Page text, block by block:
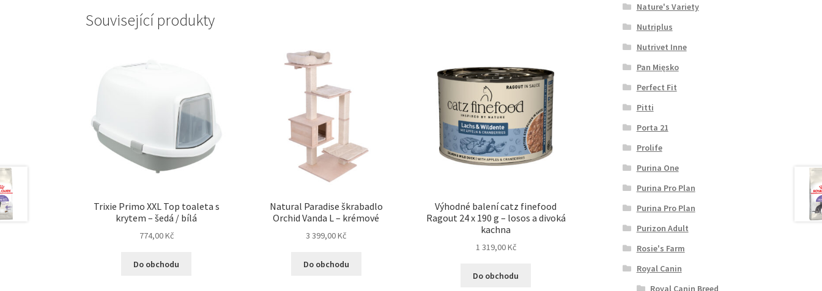
Související produkty
Trixie Primo XXL Top toaleta s
krytem – šedá / bílá
774,00Kč
Do obchodu
Natural Paradise škrabadlo
Orchid Vanda L – krémové
3 399,00Kč
Do obchodu
Výhodné balení catz finefood
Ragout 24 x 190 g – losos a divoká
kachna
1 319,00Kč
Do obchodu
Nature's Variety
Nutriplus
Nutrivet Inne
Pan Mięsko
Perfect Fit
Pitti
Porta 21
Prolife
Purina One
Purina Pro Plan
Purina Pro Plan
Purizon Adult
Rosie's Farm
Royal Canin
Royal Canin Breed